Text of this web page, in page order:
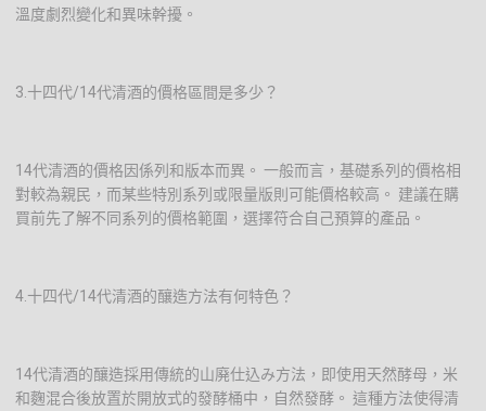
溫度劇烈變化和異味幹擾。
3.十四代/14代清酒的價格區間是多少？
14代清酒的價格因係列和版本而異。 一般而言，基礎系列的價格相
對較為親民，而某些特別系列或限量版則可能價格較高。 建議在購
買前先了解不同系列的價格範圍，選擇符合自己預算的產品。
4.十四代/14代清酒的釀造方法有何特色？
14代清酒的釀造採用傳統的山廃仕込み方法，即使用天然酵母，米
和麴混合後放置於開放式的發酵桶中，自然發酵。 這種方法使得清